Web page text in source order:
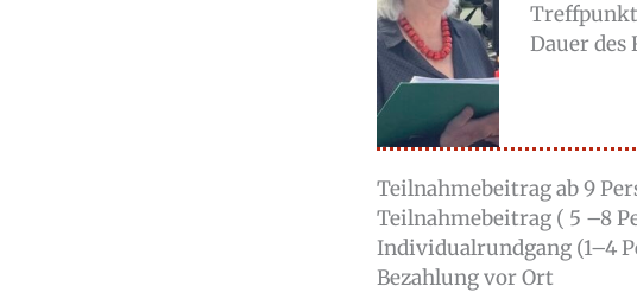
Dauer des
Teilnahmebeitrag ab 9
Teilnahmebeitrag ( 5 –8
Individualrundgang (1–4
Bezahlung vor Ort